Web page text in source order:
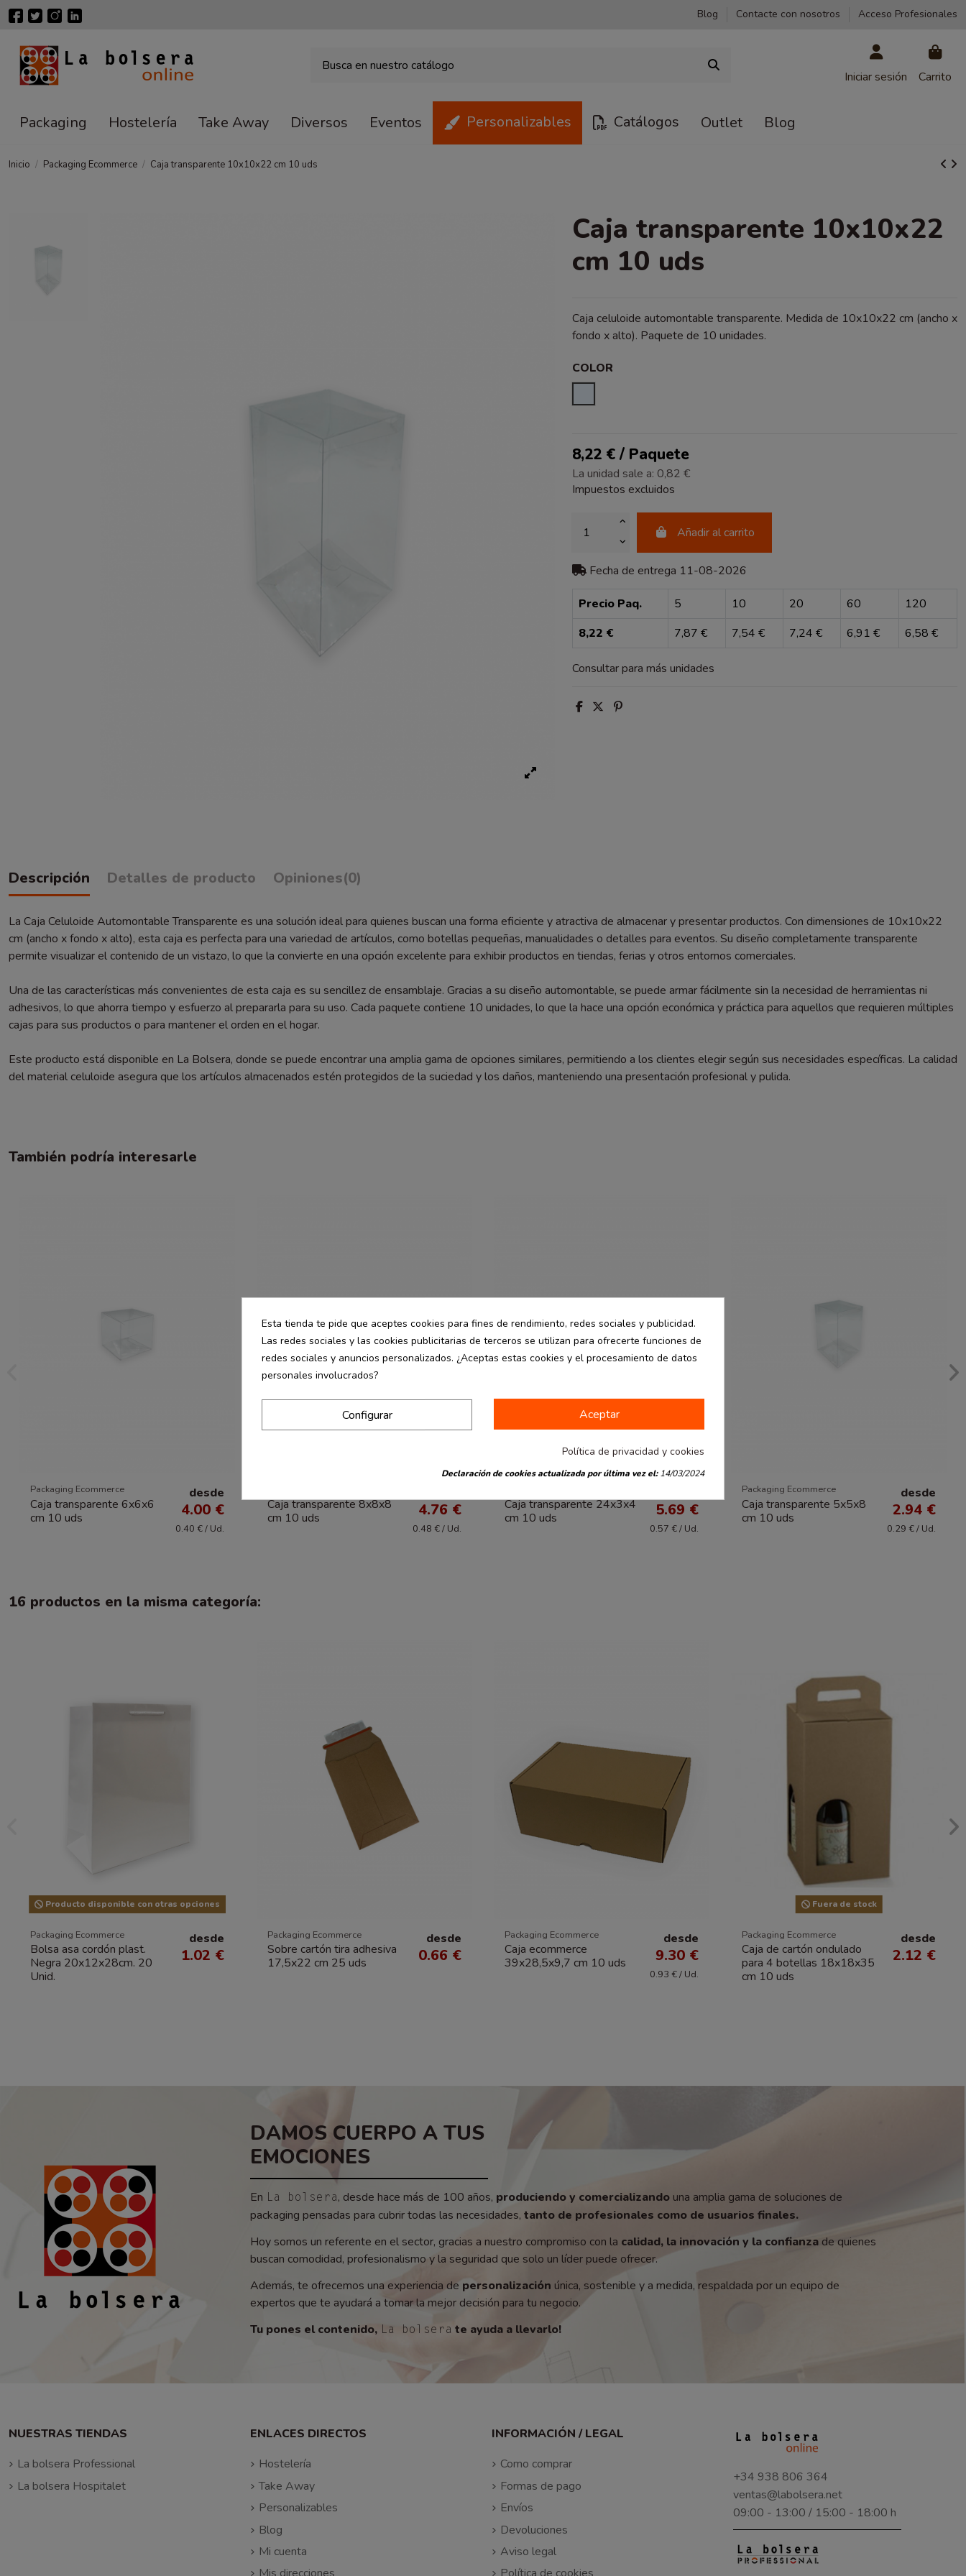
Blog Contacte con nosotros Acceso Profesionales
Iniciar sesión Carrito
Packaging Hostelería Take Away Diversos Eventos Personalizables Catálogos Outlet Blog
Inicio Packaging Ecommerce Caja transparente 10x10x22 cm 10 uds
Caja transparente 10x10x22
cm 10 uds
Caja celuloide automontable transparente. Medida de 10x10x22 cm (ancho x
fondo x alto). Paquete de 10 unidades.
COLOR
8,22 € / Paquete
La unidad sale a: 0,82 €
Impuestos excluidos
Añadir al carrito
Fecha de entrega 11-08-2026
Precio Paq. 5 10 20 60
120
8,22 €
7,87 € 7,54 € 7,24 € 6,91 € 6,58 €
Consultar para más unidades
Descripción Detalles de producto Opiniones(0)
La Caja Celuloide Automontable Transparente es una solución ideal para quienes buscan una forma eficiente y atractiva de almacenar y presentar productos. Con dimensiones de 10x10x22
cm (ancho x fondo x alto), esta caja es perfecta para una variedad de artículos, como botellas pequeñas, manualidades o detalles para eventos. Su diseño completamente transparente
permite visualizar el contenido de un vistazo, lo que la convierte en una opción excelente para exhibir productos en tiendas, ferias y otros entornos comerciales.
Una de las características más convenientes de esta caja es su sencillez de ensamblaje. Gracias a su diseño automontable, se puede armar fácilmente sin la necesidad de herramientas ni
adhesivos, lo que ahorra tiempo y esfuerzo al prepararla para su uso. Cada paquete contiene 10 unidades, lo que la hace una opción económica y práctica para aquellos que requieren múltiples
cajas para sus productos o para mantener el orden en el hogar.
Este producto está disponible en La Bolsera, donde se puede encontrar una amplia gama de opciones similares, permitiendo a los clientes elegir según sus necesidades específicas. La calidad
del material celuloide asegura que los artículos almacenados estén protegidos de la suciedad y los daños, manteniendo una presentación profesional y pulida.
También podría interesarle
Packaging Ecommerce
Caja transparente 6x6x6
cm 10 uds
desde
4.00 €
0.40 € / Ud.
Caja transparente 8x8x8
cm 10 uds
4.76 €
0.48 € / Ud.
Caja transparente 24x3x4
cm 10 uds
5.69 €
0.57 € / Ud.
Packaging Ecommerce
Caja transparente 5x5x8
cm 10 uds
desde
2.94 €
0.29 € / Ud.
16 productos en la misma categoría:
Producto disponible con otras opciones
Packaging Ecommerce
Bolsa asa cordón plast.
Negra 20x12x28cm. 20
Unid.
desde
1.02 €
Packaging Ecommerce
Sobre cartón tira adhesiva
17,5x22 cm 25 uds
desde
0.66 €
Packaging Ecommerce
Caja ecommerce
39x28,5x9,7 cm 10 uds
desde
9.30 €
0.93 € / Ud.
Fuera de stock
Packaging Ecommerce
Caja de cartón ondulado
para 4 botellas 18x18x35
cm 10 uds
desde
2.12 €
DAMOS CUERPO A TUS
EMOCIONES
En La bolsera, desde hace más de 100 años, produciendo y comercializando una amplia gama de soluciones de
packaging pensadas para cubrir todas las necesidades, tanto de profesionales como de usuarios finales.
Hoy somos un referente en el sector, gracias a nuestro compromiso con la calidad, la innovación y la confianzade quienes
buscan comodidad, profesionalismo y la seguridad que solo un líder puede ofrecer.
Además, te ofrecemos una experiencia de personalización única, sostenible y a medida, respaldada por un equipo de
expertos que te ayudará a tomar la mejor decisión para tu negocio.
Tu pones el contenido, La bolsera te ayuda a llevarlo!
NUESTRAS TIENDAS
La bolsera Professional
La bolsera Hospitalet
ENLACES DIRECTOS
Hostelería
Take Away
Personalizables
Blog
Mi cuenta
INFORMACIÓN / LEGAL
Como comprar
Formas de pago
Envíos
Devoluciones
Aviso legal
+34 938 806 364
ventas@labolsera.net
09:00 - 13:00 / 15:00 - 18:00 h
Esta tienda te pide que aceptes cookies para fines de rendimiento, redes sociales y publicidad.
Las redes sociales y las cookies publicitarias de terceros se utilizan para ofrecerte funciones de
redes sociales y anuncios personalizados. ¿Aceptas estas cookies y el procesamiento de datos
personales involucrados?
Aceptar
Configurar
Política de privacidad y cookies
Declaración de cookies actualizada por última vez el:14/03/2024